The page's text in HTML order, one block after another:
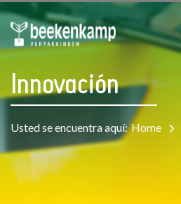
Innovación
Usted se encuentra aquí: Home